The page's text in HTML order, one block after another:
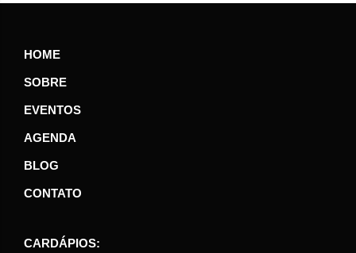
HOME
SOBRE
EVENTOS
AGENDA
BLOG
CONTATO
CARDÁPIOS: